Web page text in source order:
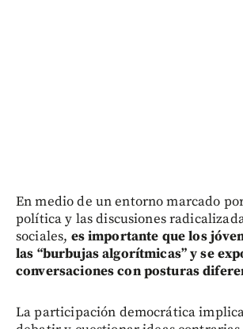
En medio de un entorno marcado
política y las discusiones
sociales, es importante que los
las “burbujas algorítmicas” y se
conversaciones con posturas
La participación democrática